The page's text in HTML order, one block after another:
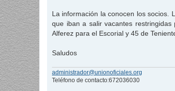
La información la conocen los socios.
que iban a salir vacantes
Alferez para el Escorial y 45 de
Saludos
administrador@unionoficiales.org
Teléfono de contacto:672036030